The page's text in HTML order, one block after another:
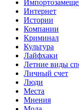
Интернет
Истории
Компании
Криминал
Культура
Лайфхаки
Летние виды
Личный счет
Люди
Места
Мнения